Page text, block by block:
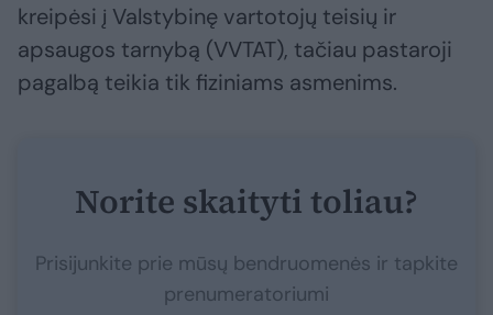
kreipėsi į Valstybinę vartotojų teisių ir
apsaugos tarnybą (VVTAT), tačiau pastaroji
pagalbą teikia tik fiziniams asmenims.
Norite skaityti toliau?
Prisijunkite prie mūsų bendruomenės ir tapkite
prenumeratoriumi